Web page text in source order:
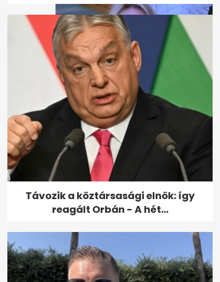
Fürdőszobából jelentkezett be
az ülésre a képviselő, árny...
Távozik a köztársasági elnök: így
reagált Orbán - A hét...